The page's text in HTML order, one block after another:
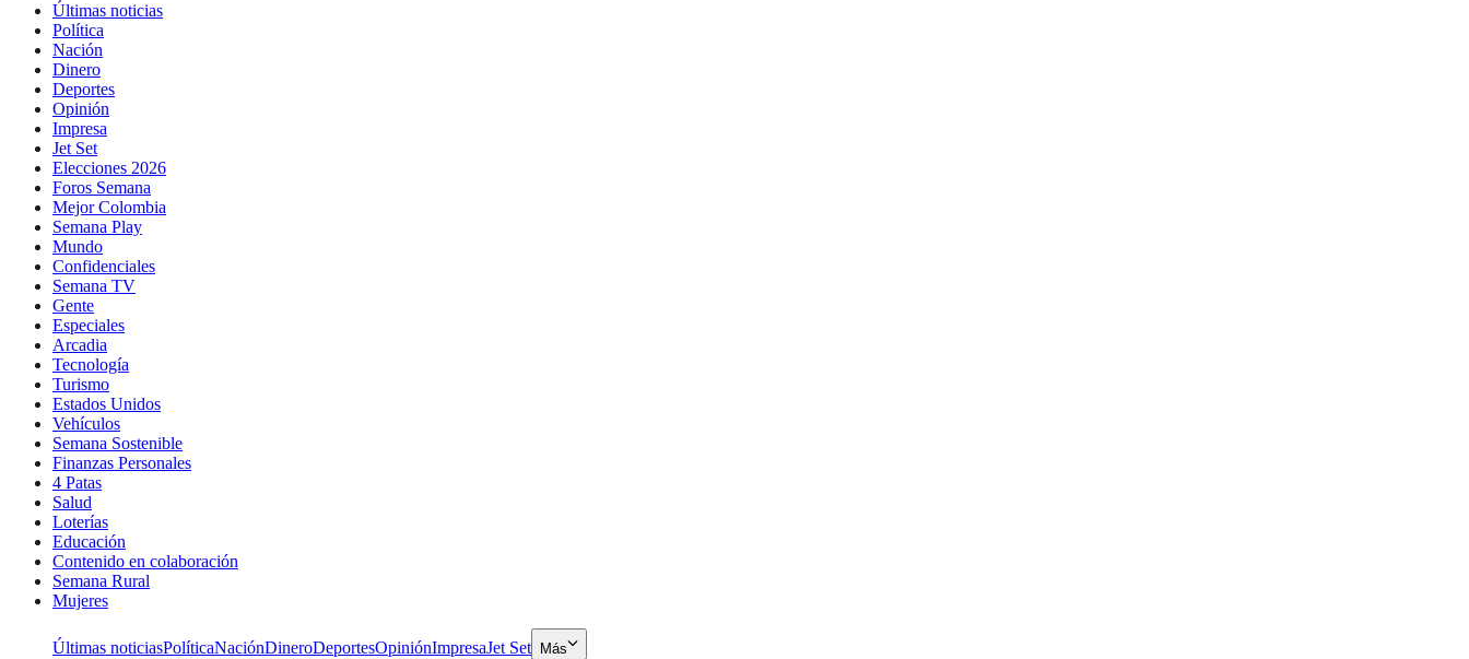
Últimas noticias
Política
Nación
Dinero
Deportes
Opinión
Impresa
Jet Set
Elecciones 2026
Foros Semana
Mejor Colombia
Semana Play
Mundo
Confidenciales
Semana TV
Gente
Especiales
Arcadia
Tecnología
Turismo
Estados Unidos
Vehículos
Semana Sostenible
Finanzas Personales
4 Patas
Salud
Loterías
Educación
Contenido en colaboración
Semana Rural
Mujeres
Últimas noticiasPolíticaNaciónDineroDeportesOpiniónImpresaJet Set Más